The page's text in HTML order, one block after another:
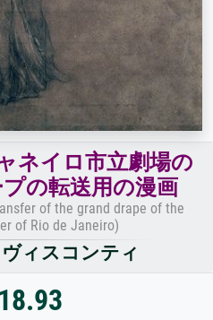
ネイロ市立劇場の
の転送用の漫画
of the grand drape of the
of Rio de Janeiro)
ィスコンティ